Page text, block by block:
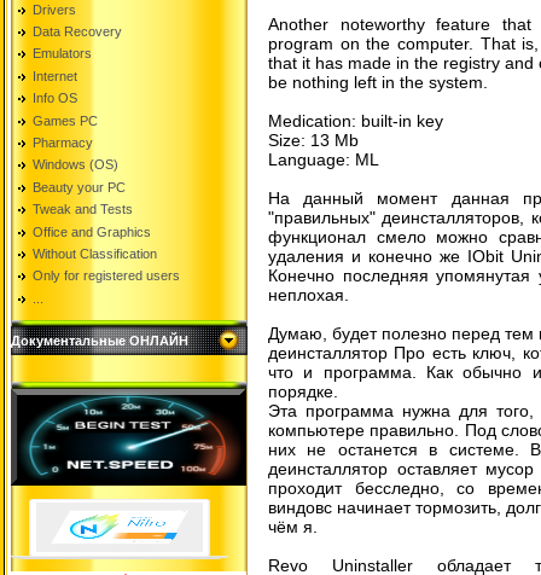
Drivers
Data Recovery
Emulators
Internet
Info OS
Games PC
Pharmacy
Windows (OS)
Beauty your PC
Tweak and Tests
Office and Graphics
Without Classification
Only for registered users
Документальные ОНЛАЙН
Another noteworthy feature
program on the computer. That
that it has made in the registry
be nothing left in the system.
Medication: built-in key
Size: 13 Mb
Language: ML
На данный момент данная
"правильных" деинсталляторов,
функционал смело можно
удаления и конечно же IObit
Конечно последняя
неплохая.
Думаю, будет полезно перед тем
деинсталлятор Про есть ключ,
что и программа. Как обычно
порядке.
Эта программа нужна для
компьютере правильно. Под
них не останется в системе.
деинсталлятор оставляет
проходит бесследно, со
виндовс начинает тормозить,
чём я.
Revo Uninstaller обладает